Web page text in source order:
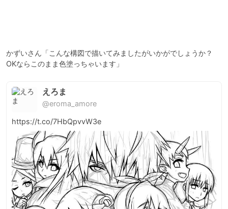
かずいさん「こんな構図で描いてみましたがいかがでしょうか？
えろま
@eroma_amore
https://t.co/7HbQpvvW3e